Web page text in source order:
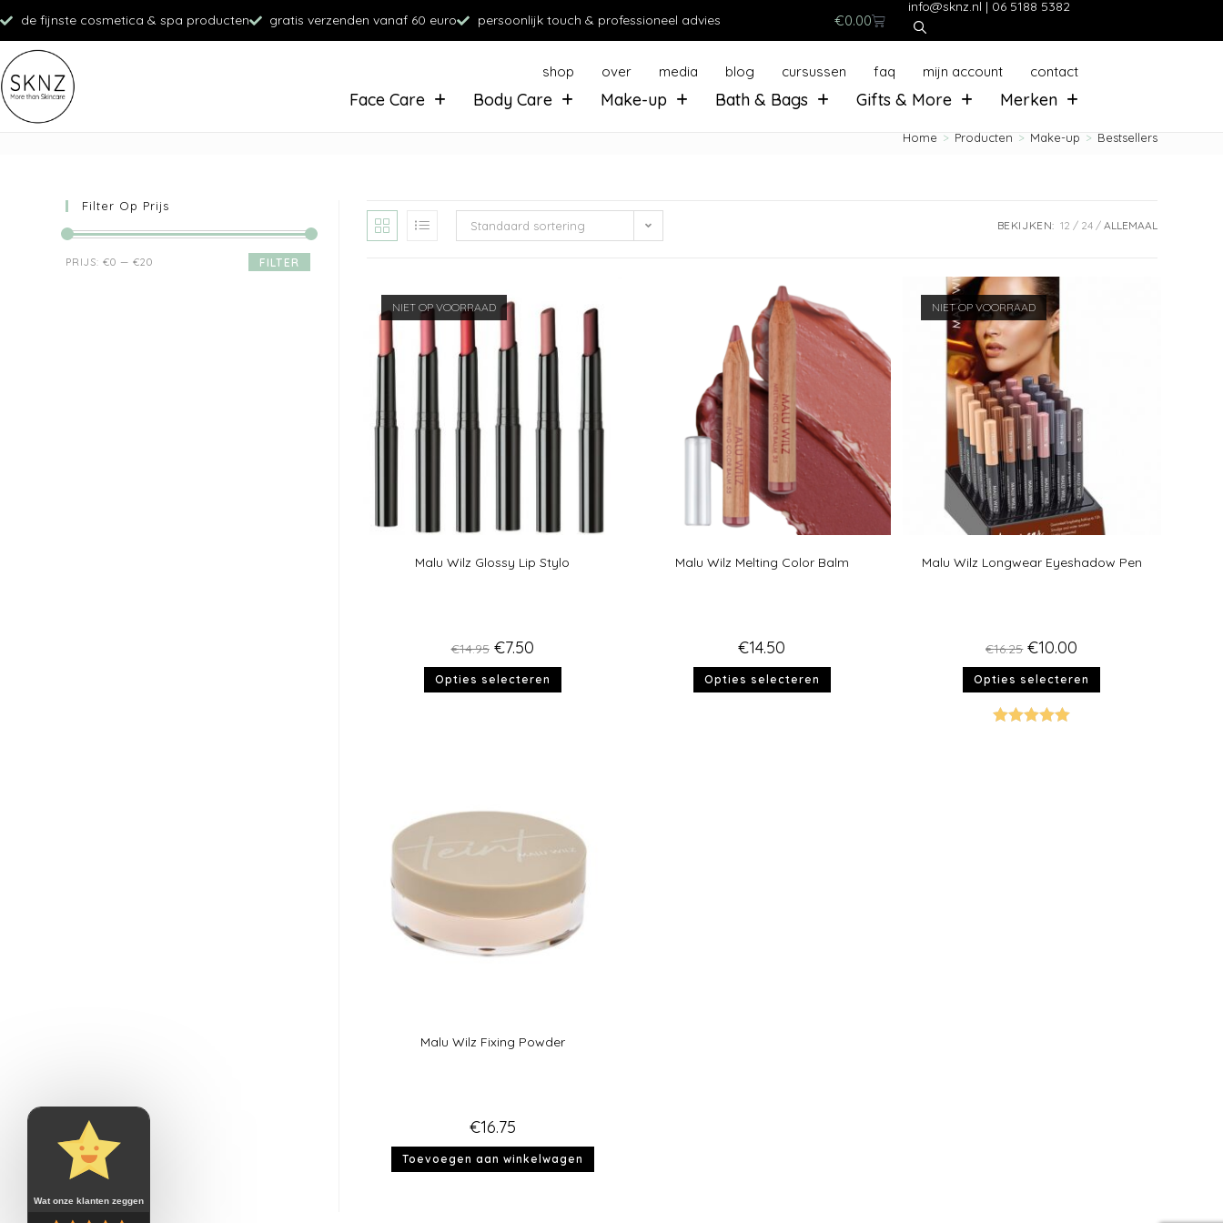
de fijnste cosmetica & spa producten gratis verzenden vanaf 60 euro persoonlijk touch & professioneel advies €0.00
info@sknz.nl | 06 5188 5382
shop over media blog cursussen faq mijn account contact
Face Care Body Care Make-up Bath & Bags Gifts & More Merken
Home > Producten > Make-up > Bestsellers
Standaard sortering BEKIJKEN: 12 24 ALLEMAAL
NIET OP VOORRAAD
Malu Wilz Glossy Lip Stylo
€14.95 €7.50
Opties selecteren
Malu Wilz Melting Color Balm
€14.50
Opties selecteren
NIET OP VOORRAAD
Malu Wilz Longwear Eyeshadow Pen
€16.25 €10.00
Opties selecteren
Malu Wilz Fixing Powder
€16.75
Toevoegen aan winkelwagen
Filter Op Prijs
FILTER
PRIJS: €0 — €20
Wat onze klanten zeggen